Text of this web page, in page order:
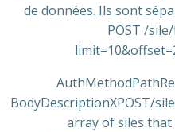
de données. Ils sont
POST /
BodyDescriptionXPOST/
array of siles that